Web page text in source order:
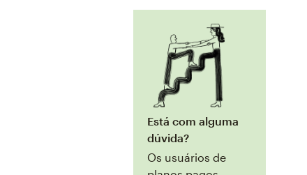
Está com alguma
dúvida?
Os usuários de